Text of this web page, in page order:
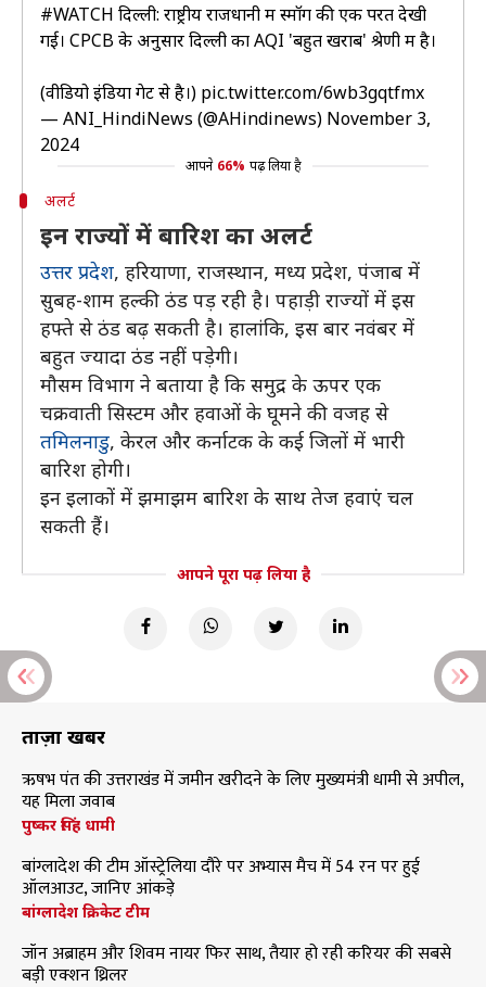
#WATCH दिल्ली: राष्ट्रीय राजधानी में स्मॉग की एक परत देखी
गई। CPCB के अनुसार दिल्ली का AQI 'बहुत खराब' श्रेणी में है।
(वीडियो इंडिया गेट से है।) pic.twitter.com/6wb3gqtfmx
— ANI_HindiNews (@AHindinews) November 3,
2024
आपने 66% पढ़ लिया है
अलर्ट
इन राज्यों में बारिश का अलर्ट
उत्तर प्रदेश, हरियाणा, राजस्थान, मध्य प्रदेश, पंजाब में
सुबह-शाम हल्की ठंड पड़ रही है। पहाड़ी राज्यों में इस
हफ्ते से ठंड बढ़ सकती है। हालांकि, इस बार नवंबर में
बहुत ज्यादा ठंड नहीं पड़ेगी।
मौसम विभाग ने बताया है कि समुद्र के ऊपर एक
चक्रवाती सिस्टम और हवाओं के घूमने की वजह से
तमिलनाडु, केरल और कर्नाटक के कई जिलों में भारी
बारिश होगी।
इन इलाकों में झमाझम बारिश के साथ तेज हवाएं चल
सकती हैं।
आपने पूरा पढ़ लिया है
ताज़ा खबरें
ऋषभ पंत की उत्तराखंड में जमीन खरीदने के लिए मुख्यमंत्री धामी से अपील,
यह मिला जवाब
पुष्कर सिंह धामी
बांग्लादेश की टीम ऑस्ट्रेलिया दौरे पर अभ्यास मैच में 54 रन पर हुई
ऑलआउट, जानिए आंकड़े
बांग्लादेश क्रिकेट टीम
जॉन अब्राहम और शिवम नायर फिर साथ, तैयार हो रही करियर की सबसे
बड़ी एक्शन थ्रिलर